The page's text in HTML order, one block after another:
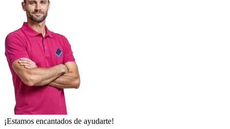
¡Estamos encantados de ayudarte!